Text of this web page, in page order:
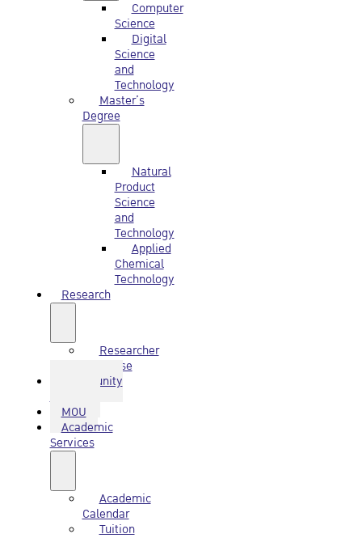
Computer
Science
Digital
Science
and
Technology
Master’s
Degree
Natural
Product
Science
and
Technology
Applied
Chemical
Technology
Research
Researcher
Database
Community
Service
MOU
Academic
Services
Academic
Calendar
Tuition